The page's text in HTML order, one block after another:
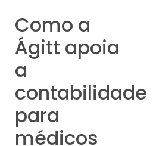
Como a
Ágitt apoia
a
contabilidade
para
médicos